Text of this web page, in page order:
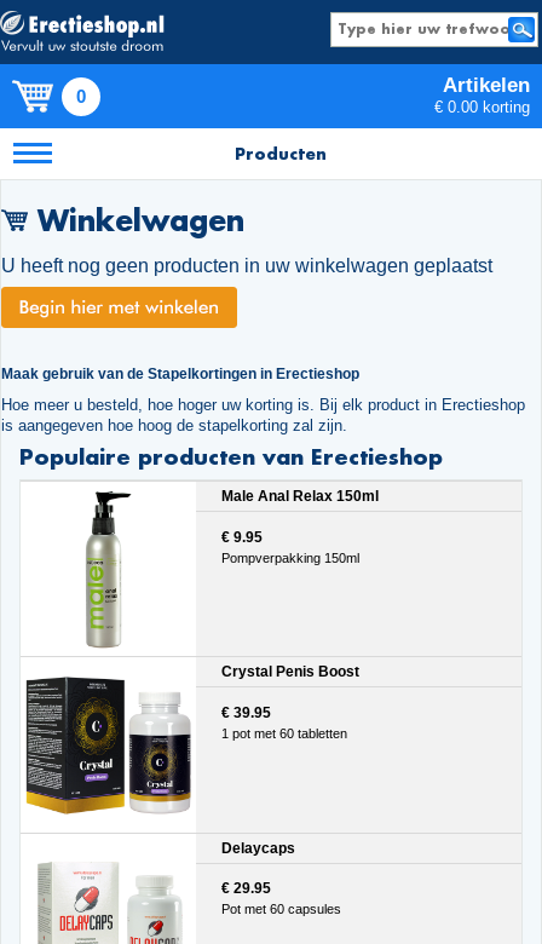
0 Artikelen
€ 0.00 korting
Producten
Winkelwagen
U heeft nog geen producten in uw winkelwagen geplaatst
Maak gebruik van de Stapelkortingen in Erectieshop
Hoe meer u besteld, hoe hoger uw korting is. Bij elk product in Erectieshop
is aangegeven hoe hoog de stapelkorting zal zijn.
Populaire producten van Erectieshop
Male Anal Relax 150ml
€ 9.95
Pompverpakking 150ml
Crystal Penis Boost
€ 39.95
1 pot met 60 tabletten
Delaycaps
€ 29.95
Pot met 60 capsules